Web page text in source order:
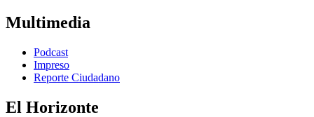
Multimedia
Podcast
Impreso
Reporte Ciudadano
El Horizonte